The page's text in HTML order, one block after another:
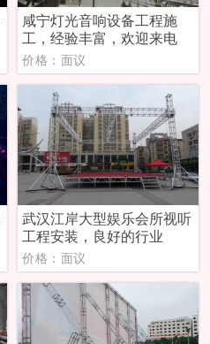
咸宁灯光音响设备工程施
工，经验丰富，欢迎来电
价格：面议
武汉江岸大型娱乐会所视听
工程安装，良好的行业
价格：面议